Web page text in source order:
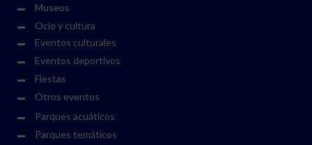
Museos
Ocio y cultura
Eventos culturales
Eventos deportivos
Fiestas
Otros eventos
Parques acuáticos
Parques temáticos